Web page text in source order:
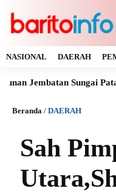
NASIONAL DAERAH
Sungai Patake,
Beranda / DAERAH
Sah